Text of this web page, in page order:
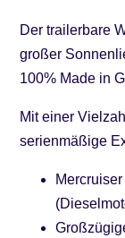
Der trailerbare
großer
100% Made in
Mit einer
serienmäßige